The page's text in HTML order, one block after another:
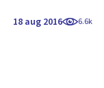
18 aug 2016 6.6k